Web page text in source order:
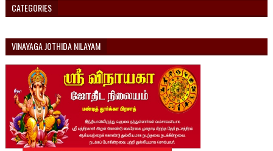
CATEGORIES
VINAYAGA JOTHIDA NILAYAM